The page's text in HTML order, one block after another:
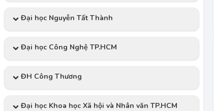
Đại học Nguyễn Tất Thành
Đại học Công Nghệ TP.HCM
ĐH Công Thương
Đại học Khoa học Xã hội và Nhân văn TP.HCM